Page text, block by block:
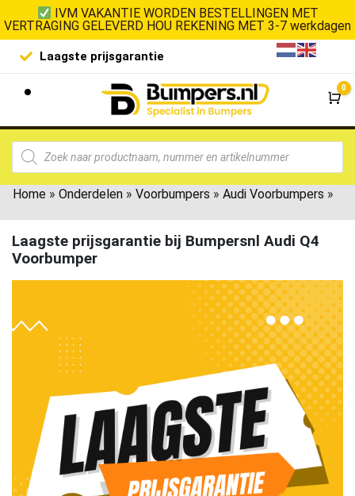
IVM VAKANTIE WORDEN BESTELLINGEN MET
VERTRAGING GELEVERD HOU REKENING MET 3-7 werkdagen
Laagste prijsgarantie De
0
Home » Onderdelen » Voorbumpers » Audi Voorbumpers »
Laagste prijsgarantie bij Bumpersnl Audi Q4
Voorbumper